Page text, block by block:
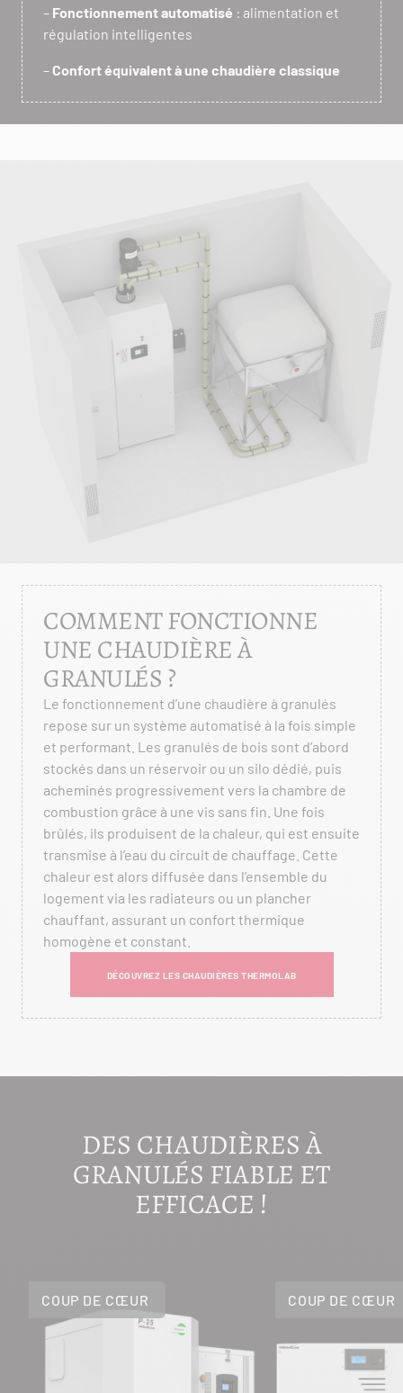
– Fonctionnement automatisé : alimentation et
régulation intelligentes
– Confort équivalent à une chaudière classique
COMMENT FONCTIONNE
UNE CHAUDIÈRE À
GRANULÉS ?
Le fonctionnement d’une chaudière à granulés
repose sur un système automatisé à la fois simple
et performant. Les granulés de bois sont d’abord
stockés dans un réservoir ou un silo dédié, puis
acheminés progressivement vers la chambre de
combustion grâce à une vis sans fin. Une fois
brûlés, ils produisent de la chaleur, qui est ensuite
transmise à l’eau du circuit de chauffage. Cette
chaleur est alors diffusée dans l’ensemble du
logement via les radiateurs ou un plancher
chauffant, assurant un confort thermique
homogène et constant.
DÉCOUVREZ LES CHAUDIÈRES THERMOLAB
DES CHAUDIÈRES À
GRANULÉS FIABLE ET
EFFICACE !
COUP DE CŒUR COUP DE CŒUR